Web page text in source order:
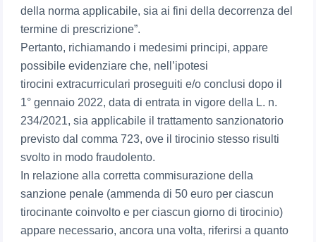
della norma applicabile, sia ai fini della decorrenza del
termine di prescrizione”.
Pertanto, richiamando i medesimi principi, appare
possibile evidenziare che, nell’ipotesi
tirocini extracurriculari proseguiti e/o conclusi dopo il
1° gennaio 2022, data di entrata in vigore della L. n.
234/2021, sia applicabile il trattamento sanzionatorio
previsto dal comma 723, ove il tirocinio stesso risulti
svolto in modo fraudolento.
In relazione alla corretta commisurazione della
sanzione penale (ammenda di 50 euro per ciascun
tirocinante coinvolto e per ciascun giorno di tirocinio)
appare necessario, ancora una volta, riferirsi a quanto